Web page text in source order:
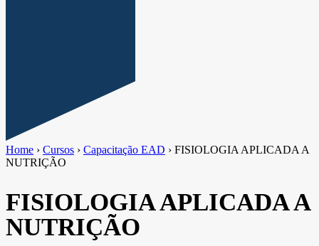
Home › Cursos › Capacitação EAD › FISIOLOGIA APLICADA A
NUTRIÇÃO
FISIOLOGIA APLICADA A
NUTRIÇÃO